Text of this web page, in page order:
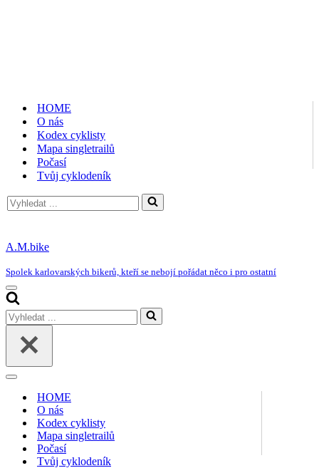
HOME
O nás
Kodex cyklisty
Mapa singletrailů
Počasí
Tvůj cyklodeník
Vyhledat
...
A.M.bike
Spolek karlovarských bikerů, kteří se nebojí pořádat něco i pro ostatní
Navigační
menu
Vyhledat
...
Navigační
HOME
O nás
Kodex cyklisty
Mapa singletrailů
Počasí
Tvůj cyklodeník